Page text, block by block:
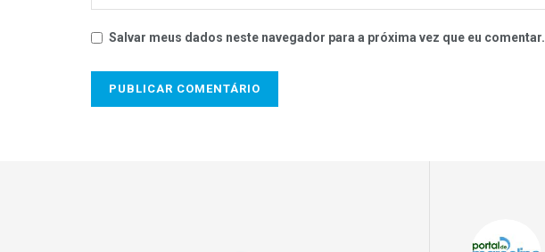
Salvar meus dados neste navegador para a próxima vez que eu comentar.